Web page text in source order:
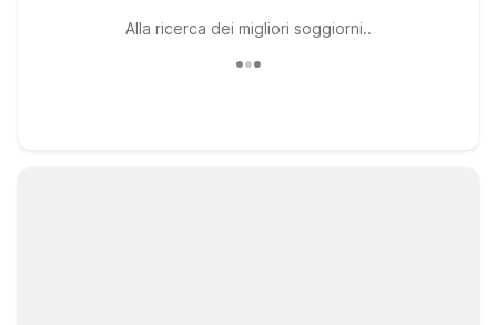
Alla ricerca dei migliori soggiorni..